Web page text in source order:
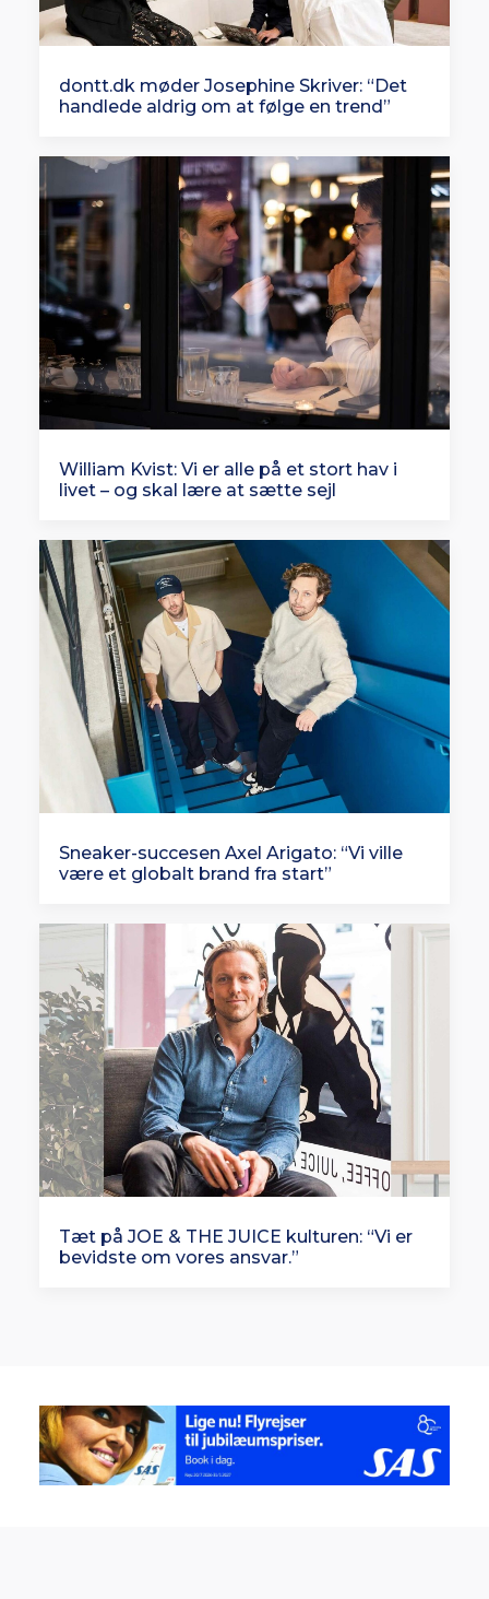
dontt.dk møder Josephine Skriver: “Det
handlede aldrig om at følge en trend”
William Kvist: Vi er alle på et stort hav i
livet – og skal lære at sætte sejl
Sneaker-succesen Axel Arigato: “Vi ville
være et globalt brand fra start”
Tæt på JOE & THE JUICE kulturen: “Vi er
bevidste om vores ansvar.”